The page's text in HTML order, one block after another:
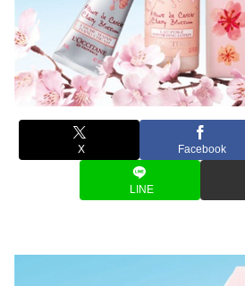
X Facebook
LINE